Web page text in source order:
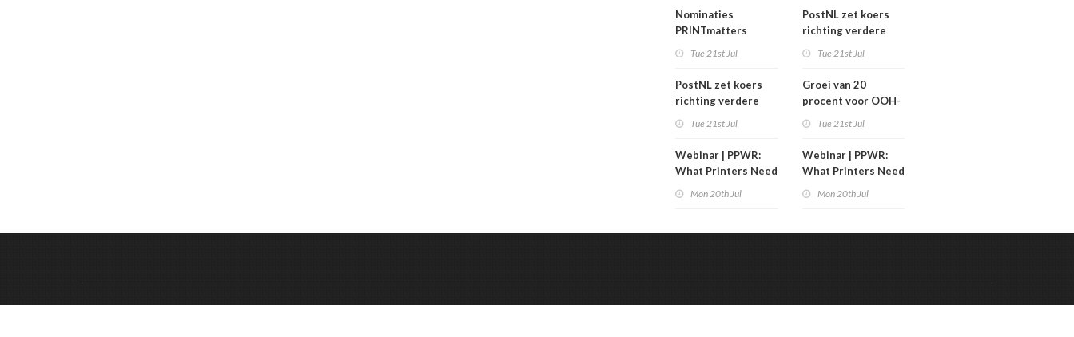
carrièreswitches
Nominaties
PRINTmatters
Tue 21st Jul
PostNL zet koers
richting verdere
en hun klanten
betalen de rekening
Tue 21st Jul
Webinar | PPWR:
What Printers Need
Mon 20th Jul
carrièreswitches
PostNL zet koers
richting verdere
en hun klanten
betalen de rekening
Tue 21st Jul
Groei van 20
procent voor OOH-
Tue 21st Jul
Webinar | PPWR:
What Printers Need
Mon 20th Jul